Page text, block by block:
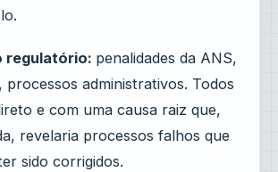
regulatório: penalidades da ANS,
processos administrativos. Todos
e com uma causa raiz que,
revelaria processos falhos que
sido corrigidos.